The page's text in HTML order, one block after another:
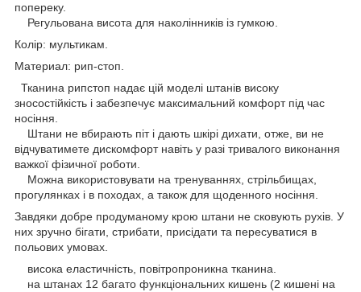
попереку.
Регульована висота для наколінників із гумкою.
Колір: мультикам.
Материал: рип-стоп.
Тканина рипстоп надає цій моделі штанів високу
зносостійкість і забезпечує максимальний комфорт під час
носіння.
Штани не вбирають піт і дають шкірі дихати, отже, ви не
відчуватимете дискомфорт навіть у разі тривалого виконання
важкої фізичної роботи.
Можна використовувати на тренуваннях, стрільбищах,
прогулянках і в походах, а також для щоденного носіння.
Завдяки добре продуманому крою штани не сковують рухів. У
них зручно бігати, стрибати, присідати та пересуватися в
польових умовах.
висока еластичність, повітропроникна тканина.
на штанах 12 багато функціональних кишень (2 кишені на